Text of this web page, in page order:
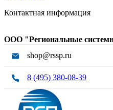
Контактная информация
ООО "Региональные
shop@rssp.ru
8 (495) 380-08-39